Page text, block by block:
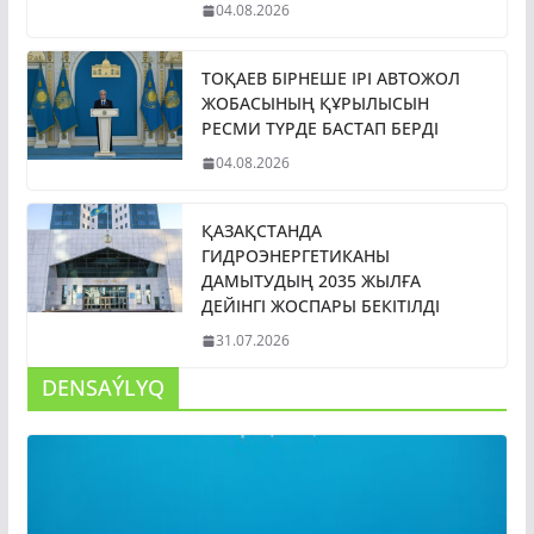
04.08.2026
ТОҚАЕВ БІРНЕШЕ ІРІ АВТОЖОЛ
ЖОБАСЫНЫҢ ҚҰРЫЛЫСЫН
РЕСМИ ТҮРДЕ БАСТАП БЕРДІ
04.08.2026
ҚАЗАҚСТАНДА
ГИДРОЭНЕРГЕТИКАНЫ
ДАМЫТУДЫҢ 2035 ЖЫЛҒА
ДЕЙІНГІ ЖОСПАРЫ БЕКІТІЛДІ
31.07.2026
DENSAÝLYQ